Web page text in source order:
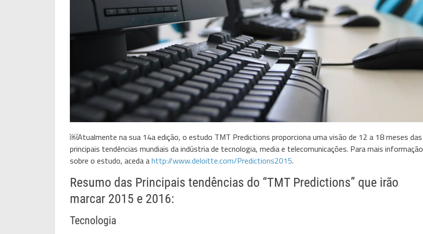
￼Atualmente na sua 14a edição, o estudo TMT Predictions proporciona uma visão de 12 a 18 meses das
principais tendências mundiais da indústria de tecnologia, media e telecomunicações. Para mais informação
sobre o estudo, aceda ahttp://www.deloitte.com/Predictions2015.
Resumo das Principais tendências do “TMT Predictions” que irão
marcar 2015 e 2016:
Tecnologia